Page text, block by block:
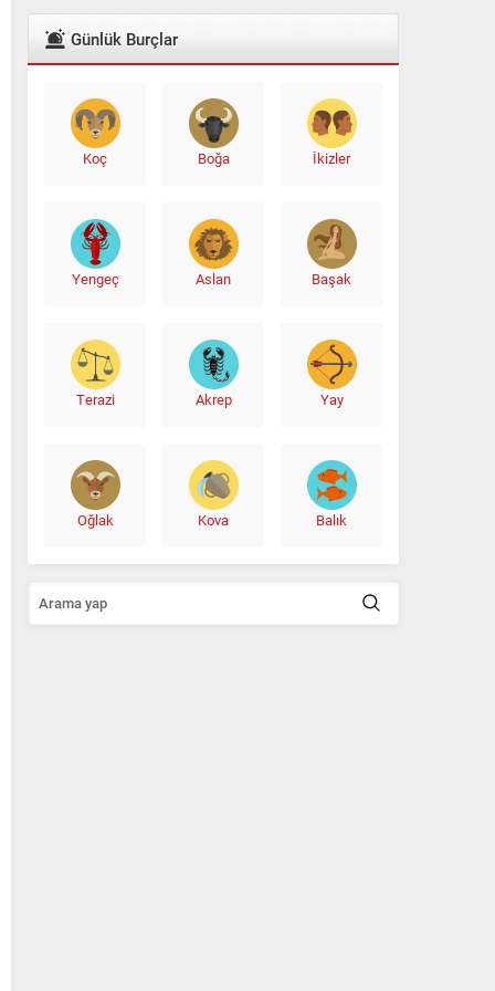
Günlük Burçlar
Koç Boğa İkizler
Yengeç Aslan Başak
Terazi Akrep Yay
Oğlak Kova Balık